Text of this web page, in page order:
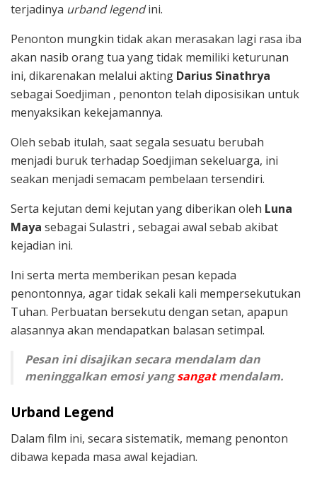
terjadinya urband legendini.
Penonton mungkin tidak akan merasakan lagi rasa iba
akan nasib orang tua yang tidak memiliki keturunan
ini, dikarenakan melalui akting Darius Sinathrya
sebagai Soedjiman , penonton telah diposisikan untuk
menyaksikan kekejamannya.
Oleh sebab itulah, saat segala sesuatu berubah
menjadi buruk terhadap Soedjiman sekeluarga, ini
seakan menjadi semacam pembelaan tersendiri.
Serta kejutan demi kejutan yang diberikan oleh Luna
Maya sebagai Sulastri , sebagai awal sebab akibat
kejadian ini.
Ini serta merta memberikan pesan kepada
penontonnya, agar tidak sekali kali mempersekutukan
Tuhan. Perbuatan bersekutu dengan setan, apapun
alasannya akan mendapatkan balasan setimpal.
Pesan ini disajikan secara mendalam dan
meninggalkan emosi yangsangatmendalam.
Urband Legend
Dalam film ini, secara sistematik, memang penonton
dibawa kepada masa awal kejadian.